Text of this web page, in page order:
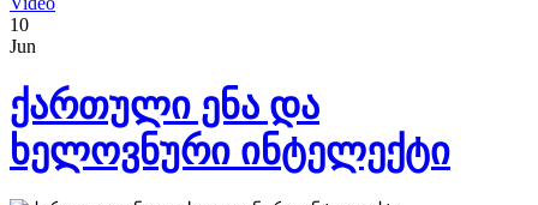
10
Jun
ქართული ენა და
ხელოვნური ინტელექტი